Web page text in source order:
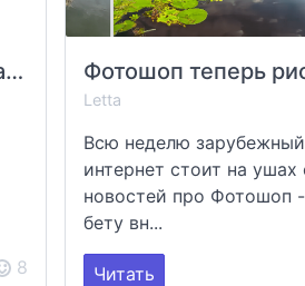
3 интересные книги мая 📚
8
Letta
Всю неделю зарубежный
интернет стоит на ушах
новостей про Фотошоп
бету вн...
Читать